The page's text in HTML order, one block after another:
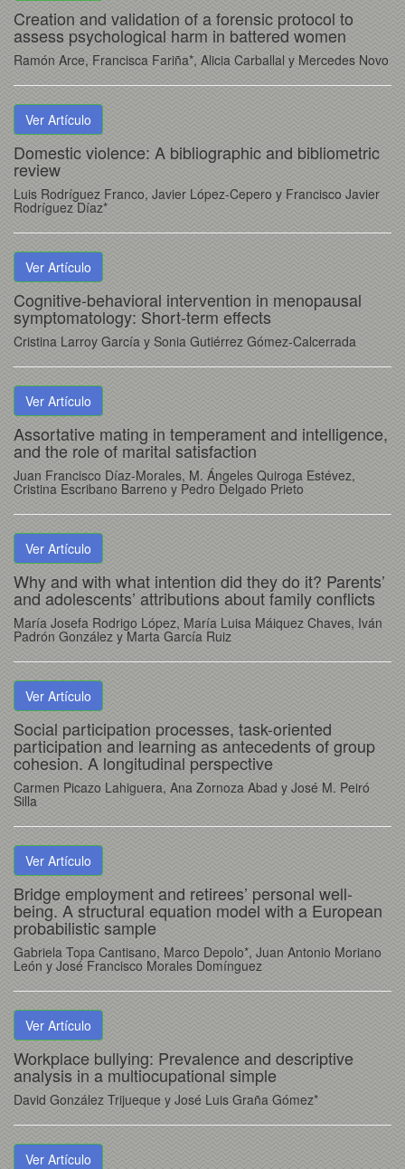
Creation and validation of a forensic protocol to
assess psychological harm in battered women
Ramón Arce, Francisca Fariña*, Alicia Carballal y Mercedes Novo
Ver Artículo
Domestic violence: A bibliographic and bibliometric
review
Luis Rodríguez Franco, Javier López-Cepero y Francisco Javier
Rodríguez Díaz*
Ver Artículo
Cognitive-behavioral intervention in menopausal
symptomatology: Short-term effects
Cristina Larroy García y Sonia Gutiérrez Gómez-Calcerrada
Ver Artículo
Assortative mating in temperament and intelligence,
and the role of marital satisfaction
Juan Francisco Díaz-Morales, M. Ángeles Quiroga Estévez,
Cristina Escribano Barreno y Pedro Delgado Prieto
Ver Artículo
Why and with what intention did they do it? Parents’
and adolescents’ attributions about family conflicts
María Josefa Rodrigo López, María Luisa Máiquez Chaves, Iván
Padrón González y Marta García Ruiz
Ver Artículo
Social participation processes, task-oriented
participation and learning as antecedents of group
cohesion. A longitudinal perspective
Carmen Picazo Lahiguera, Ana Zornoza Abad y José M. Peiró
Silla
Ver Artículo
Bridge employment and retirees’ personal well-
being. A structural equation model with a European
probabilistic sample
Gabriela Topa Cantisano, Marco Depolo*, Juan Antonio Moriano
León y José Francisco Morales Domínguez
Ver Artículo
Workplace bullying: Prevalence and descriptive
analysis in a multiocupational simple
David González Trijueque y José Luis Graña Gómez*
Ver Artículo